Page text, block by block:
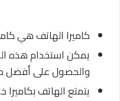
كاميرا الهاتف هي
يمكن استخدام هذه
والحصول على أفضل
يتمتع الهاتف